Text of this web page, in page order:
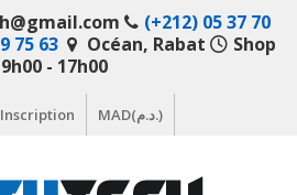
(+212) 05 37 70
75 63 Océan, Rabat
Shop
- 17h00
MAD(د.م.)